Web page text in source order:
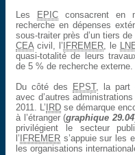
Les
EPIC consacrent en
recherche en dépenses
sous-traiter près d’un tiers
CEA civil, l’ IFREMER , le
quasi-totalité de leurs
de 5 % de recherche externe.
Du côté des
EPST, la part
avec d’autres
2011. L’ IRD se démarque
à l’étranger (graphique 29.04
privilégient le secteur
l’ IFREMER s’appuie sur les
les organisations